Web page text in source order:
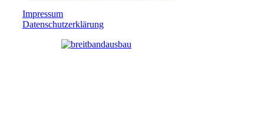
Impressum
Datenschutzerklärung